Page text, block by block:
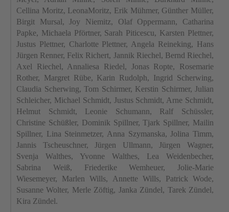
Cellina Moritz, LeonaMoritz, Erik Mühmer, Günther Müller,
Birgit Mursal, Joy Niemitz, Olaf Oppermann, Catharina
Papke, Michaela Pförtner, Sarah Piticescu, Karsten Plettner,
Justus Plettner, Charlotte Plettner, Angela Reineking, Hans
Jürgen Renner, Felix Richert, Jannik Riechel, Bernd Riechel,
Axel Riechel, Annaliesa Riedel, Jonas Ropte, Rosemarie
Rother, Margret Rübe, Karin Rudolph, Ingrid Scherwing,
Claudia Scherwing, Tom Schirmer, Kerstin Schirmer, Julian
Schleicher, Michael Schmidt, Justus Schmidt, Arne Schmidt,
Helmut Schmidt, Leonie Schumann, Ralf Schüssler,
Christine Schüßler, Dominik Spillner,Tjark Spillner, Mailin
Spillner, Lina Steinmetzer, Anna Szymanska,Jolina Timm,
Jannis Tscheuschner, Jürgen Ullmann, Jürgen Wagner,
Svenja Walthes, Yvonne Walthes, Lea Weidenbecher,
Sabrina Weiß, FriederikeWemheuer, Jolie-Marie
Wiesemeyer, Marlen Wills, Annette Wills, Patrick Wode,
Susanne Wolter, Merle Zöftig, Janka Zündel, Tarek Zündel,
Kira Zündel.